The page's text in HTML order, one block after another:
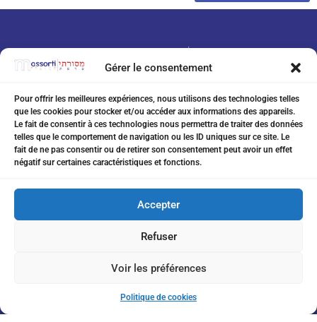
Gérer le consentement
Pour offrir les meilleures expériences, nous utilisons des technologies telles
que les cookies pour stocker et/ou accéder aux informations des appareils.
Le fait de consentir à ces technologies nous permettra de traiter des données
telles que le comportement de navigation ou les ID uniques sur ce site. Le
fait de ne pas consentir ou de retirer son consentement peut avoir un effet
négatif sur certaines caractéristiques et fonctions.
Accepter
Refuser
Voir les préférences
Politique de cookies
07 75 76 20 97
eitanchikli@gmail.com
17 av Shakespeare 06000 Nice